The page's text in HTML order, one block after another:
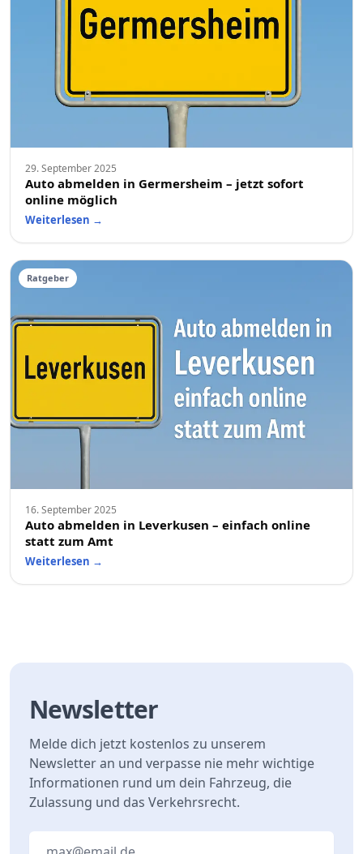
29. September 2025
Auto abmelden in Germersheim – jetzt sofort
online möglich
Weiterlesen →
Ratgeber
16. September 2025
Auto abmelden in Leverkusen – einfach online
statt zum Amt
Weiterlesen →
Newsletter
Melde dich jetzt kostenlos zu unserem
Newsletter an und verpasse nie mehr wichtige
Informationen rund um dein Fahrzeug, die
Zulassung und das Verkehrsrecht.
Email address